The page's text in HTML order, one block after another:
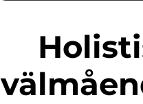
Holistisk hälsa: Att främja